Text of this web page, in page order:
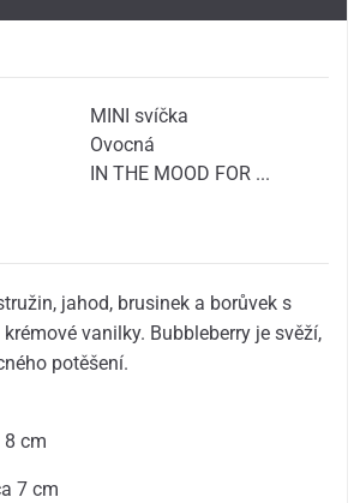
MINI svíčka
Ovocná
IN THE MOOD FOR ...
jahod, brusinek a borůvek s
vanilky. Bubbleberry je svěží,
potěšení.
8 cm
7 cm